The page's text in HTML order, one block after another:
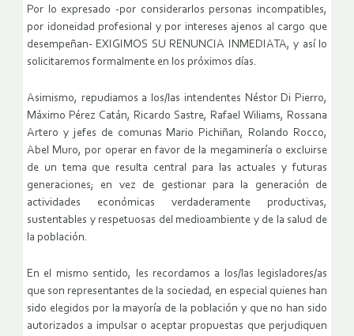
Por lo expresado -por considerarlos personas incompatibles,
por idoneidad profesional y por intereses ajenos al cargo que
desempeñan- EXIGIMOS SU RENUNCIA INMEDIATA, y así lo
solicitaremos formalmente en los próximos días.
Asimismo, repudiamos a los/las intendentes Néstor Di Pierro,
Máximo Pérez Catán, Ricardo Sastre, Rafael Wiliams, Rossana
Artero y jefes de comunas Mario Pichiñan, Rolando Rocco,
Abel Muro, por operar en favor de la megaminería o excluirse
de un tema que resulta central para las actuales y futuras
generaciones; en vez de gestionar para la generación de
actividades económicas verdaderamente productivas,
sustentables y respetuosas del medioambiente y de la salud de
la población.
En el mismo sentido, les recordamos a los/las legisladores/as
que son representantes de la sociedad, en especial quienes han
sido elegidos por la mayoría de la población y que no han sido
autorizados a impulsar o aceptar propuestas que perjudiquen